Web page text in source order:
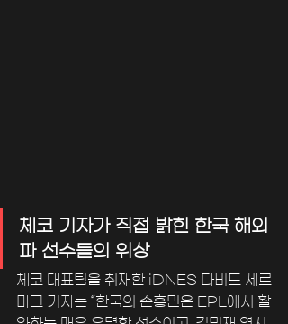
체코 기자가 직접 밝힌 한국 해외
파 선수들의 위상
체코 대표팀을 취재한 iDNES 다비드 세르
마크 기자는 “한국의 손흥민은 EPL에서 활